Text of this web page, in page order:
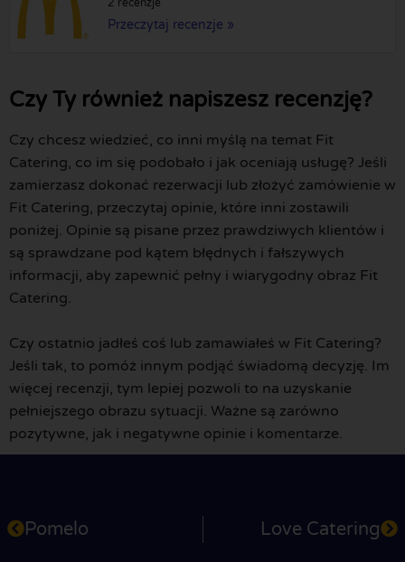
Przeczytaj recenzje »
Czy Ty również napiszesz recenzję?
Czy chcesz wiedzieć, co inni myślą na temat Fit
Catering, co im się podobało i jak oceniają usługę? Jeśli
zamierzasz dokonać rezerwacji lub złożyć zamówienie w
Fit Catering, przeczytaj opinie, które inni zostawili
poniżej. Opinie są pisane przez prawdziwych klientów i
są sprawdzane pod kątem błędnych i fałszywych
informacji, aby zapewnić pełny i wiarygodny obraz Fit
Catering.
Czy ostatnio jadłeś coś lub zamawiałeś w Fit Catering?
Jeśli tak, to pomóż innym podjąć świadomą decyzję. Im
więcej recenzji, tym lepiej pozwoli to na uzyskanie
pełniejszego obrazu sytuacji. Ważne są zarówno
pozytywne, jak i negatywne opinie i komentarze.
Pomelo Love Catering